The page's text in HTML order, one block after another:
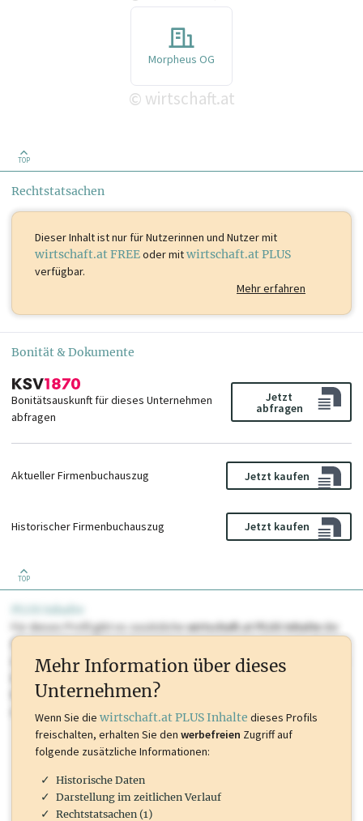
Morpheus OG
© wirtschaft.at
TOP
Rechtstatsachen
Dieser Inhalt istnur für Nutzerinnen und Nutzer mit
wirtschaft.at FREEoder mitwirtschaft.at PLUS
verfügbar.
Mehr erfahren
Bonität & Dokumente
Bonitätsauskunft für dieses Unternehmen
abfragen
Jetzt
abfragen
Aktueller Firmenbuchauszug Jetzt kaufen
Historischer Firmenbuchauszug Jetzt kaufen
TOP
PLUS Inhalte
Für dieses Profil gibt es zusätzlichewirtschaft.at PLUS Inhaltedie
Sie momentan nicht einsehen können. Schalten Sie dieses Profil frei
oder loggen Sie sich ein um diese Inhalte zu sehen. wirtschaft.at PLUS
Marken, Patente, Rechtstatsachen, OTS-Aussendungen, und viele
mehr.
Mehr Information über dieses
Unternehmen?
Wenn Sie die wirtschaft.at PLUS Inhalte dieses Profils
freischalten, erhalten Sie den werbefreien Zugriff auf
folgende zusätzliche Informationen:
Historische Daten
Darstellung im zeitlichen Verlauf
Rechtstatsachen (1)